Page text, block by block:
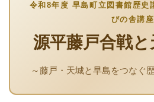
令和8年度 早島町立図書館歴史
びの舎講座
源平藤戸合戦
～藤戸・天城と早島をつなぐ